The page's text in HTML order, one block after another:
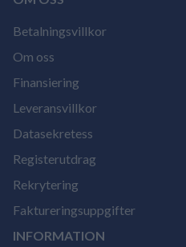
Betalningsvillkor
Om oss
Finansiering
Leveransvillkor
Datasekretess
Registerutdrag
Rekrytering
Faktureringsuppgifter
INFORMATION